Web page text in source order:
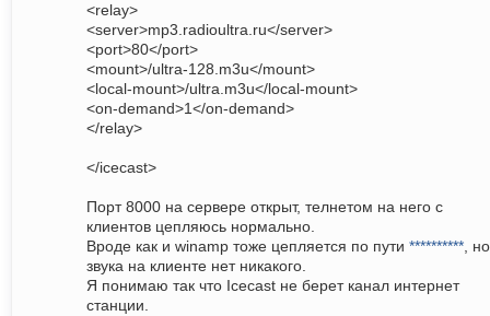
<relay>
<server>mp3.radioultra.ru</server>
<port>80</port>
<mount>/ultra-128.m3u</mount>
<local-mount>/ultra.m3u</local-mount>
<on-demand>1</on-demand>
</relay>
</icecast>
Порт 8000 на сервере открыт, телнетом на него с
клиентов цепляюсь нормально.
Вроде как и winamp тоже цепляется по пути ********** , но
звука на клиенте нет никакого.
Я понимаю так что Icecast не берет канал интернет
станции.